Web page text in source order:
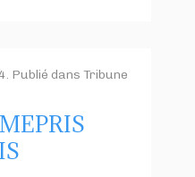
. Publié dans Tribune